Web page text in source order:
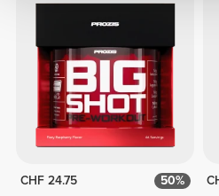
CHF 24.75
50%